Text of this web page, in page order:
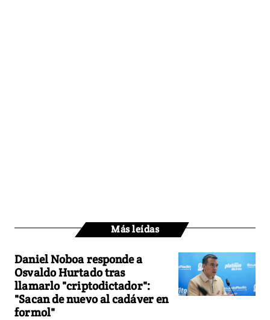
Más leídas
Daniel Noboa responde a
Osvaldo Hurtado tras
llamarlo "criptodictador":
"Sacan de nuevo al cadáver en
formol"